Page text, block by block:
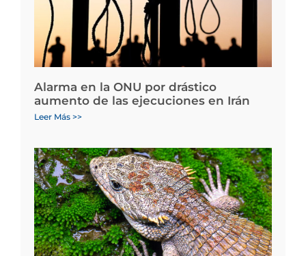
Alarma en la ONU por drástico
aumento de las ejecuciones en Irán
Leer Más >>